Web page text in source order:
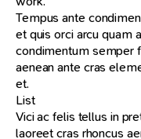
Tempus ante
et quis orci arcu quam
condimentum semper
aenean ante cras
et.
List
Vici ac felis tellus in
laoreet cras rhoncus